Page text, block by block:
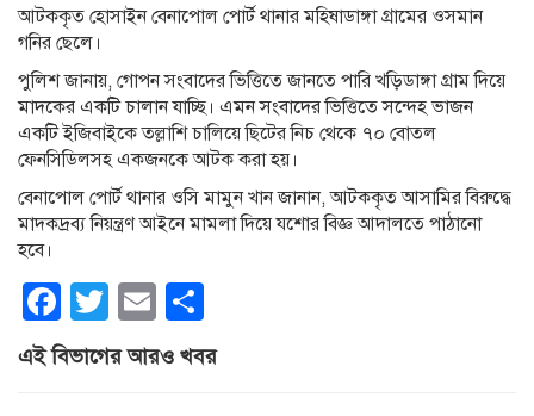
আটককৃত হোসাইন বেনাপোল পোর্ট থানার মহিষাডাঙ্গা গ্রামের ওসমান
গনির ছেলে।
পুলিশ জানায়, গোপন সংবাদের ভিত্তিতে জানতে পারি খড়িডাঙ্গা গ্রাম দিয়ে
মাদকের একটি চালান যাচ্ছি। এমন সংবাদের ভিত্তিতে সন্দেহ ভাজন
একটি ইজিবাইকে তল্লাশি চালিয়ে ছিটের নিচ থেকে ৭০ বোতল
ফেনসিডিলসহ একজনকে আটক করা হয়।
বেনাপোল পোর্ট থানার ওসি মামুন খান জানান, আটককৃত আসামির বিরুদ্ধে
মাদকদ্রব্য নিয়ন্ত্রণ আইনে মামলা দিয়ে যশোর বিজ্ঞ আদালতে পাঠানো
হবে।
Facebook
Twitter
Email
এই বিভাগের আরও খবর